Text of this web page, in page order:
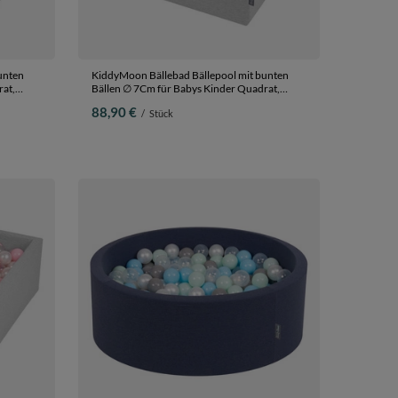
KiddyMoon Bällebad Bällepool mit bunten
Bällen ∅ 7Cm für Babys Kinder Quadrat,
Bälle
88,90 € / Stück